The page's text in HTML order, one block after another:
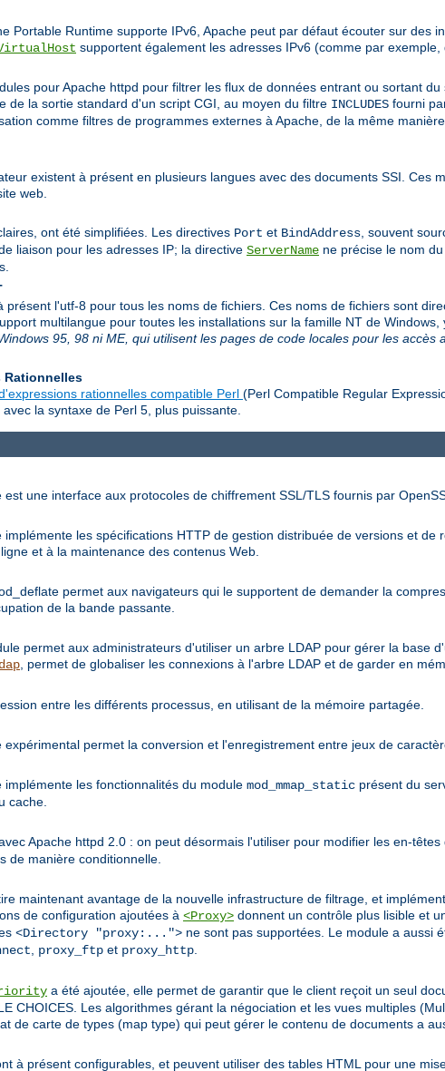
Portable Runtime supporte IPv6, Apache peut par défaut écouter sur des
supportent également les adresses IPv6 (comme par exemple,
pour Apache httpd pour filtrer les flux de données entrant ou sortant
de la sortie standard d'un script CGI, au moyen du filtre INCLUDES fourni
comme filtres de programmes externes à Apache, de la même
existent à présent en plusieurs langues avec des documents SSI. Ces
web.
ont été simplifiées. Les directives Port et BindAddress , souvent
liaison pour les adresses IP; la directive ServerName ne précise le nom
présent l'utf-8 pour tous les noms de fichiers. Ces noms de fichiers sont
multilangue pour toutes les installations sur la famille NT de
95, 98 ni ME, qui utilisent les pages de code locales pour les accès
Rationnelles
rationnelles compatible Perl (Perl Compatible Regular
la syntaxe de Perl 5, plus puissante.
une interface aux protocoles de chiffrement SSL/TLS fournis par
les spécifications HTTP de gestion distribuée de versions et de
et à la maintenance des contenus Web.
permet aux navigateurs qui le supportent de demander la
de la bande passante.
permet aux administrateurs d'utiliser un arbre LDAP pour gérer la base
, permet de globaliser les connexions à l'arbre LDAP et de garder en
entre les différents processus, en utilisant de la mémoire partagée.
permet la conversion et l'enregistrement entre jeux de
les fonctionnalités du module mod_mmap_static présent du
cache.
Apache httpd 2.0 : on peut désormais l'utiliser pour modifier les en-
de manière conditionnelle.
maintenant avantage de la nouvelle infrastructure de filtrage, et
de configuration ajoutées à <Proxy> donnent un contrôle plus lisible et
<Directory "proxy:..."> ne sont pas supportées. Le module a aussi
proxy_ftp et proxy_http
a été ajoutée, elle permet de garantir que le client reçoit un seul
CHOICES. Les algorithmes gérant la négociation et les vues multiples
de carte de types (map type) qui peut gérer le contenu de documents a
à présent configurables, et peuvent utiliser des tables HTML pour une